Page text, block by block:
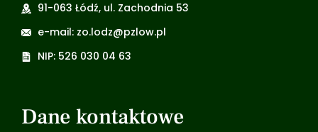
91-063 Łódź, ul. Zachodnia 53
e-mail: zo.lodz@pzlow.pl
NIP: 526 030 04 63
Dane kontaktowe